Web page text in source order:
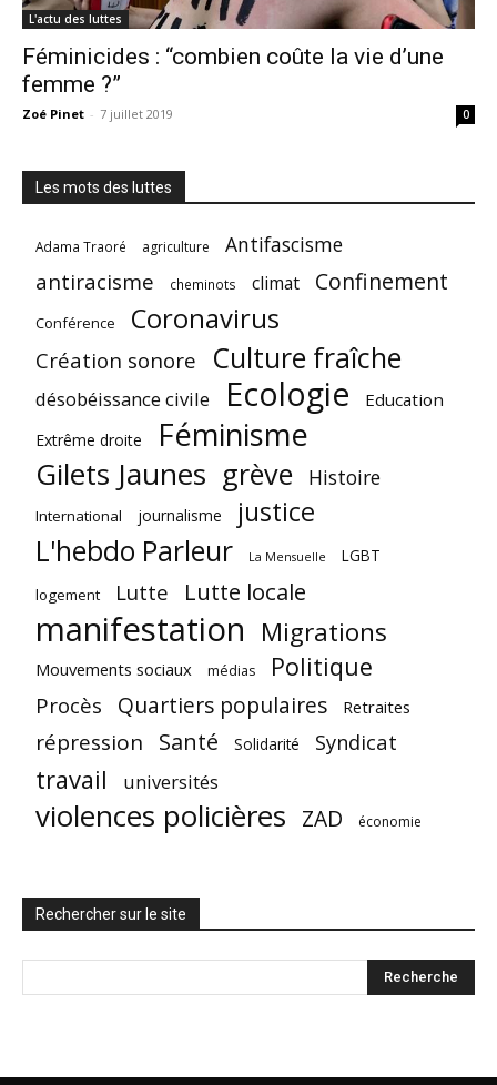
L'actu des luttes
Féminicides : “combien coûte la vie d’une
femme ?”
Zoé Pinet - 7 juillet 2019 0
Les mots des luttes
Adama Traoré agriculture Antifascisme
antiracisme cheminots climat Confinement
Conférence Coronavirus
Création sonore Culture fraîche
désobéissance civile Ecologie Education
Extrême droite Féminisme
Gilets Jaunes grève Histoire
International journalisme justice
L'hebdo Parleur La Mensuelle
LGBT
logement
Lutte Lutte locale
manifestation Migrations
Mouvements sociaux médias Politique
Procès Quartiers populaires Retraites
répression Santé Solidarité Syndicat
travail universités
violences policières ZAD économie
Rechercher sur le site
Radio Parleur est un réseau de